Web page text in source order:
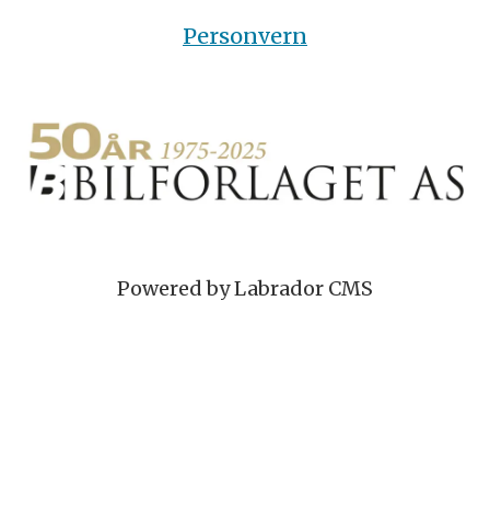
Personvern
Powered by Labrador CMS